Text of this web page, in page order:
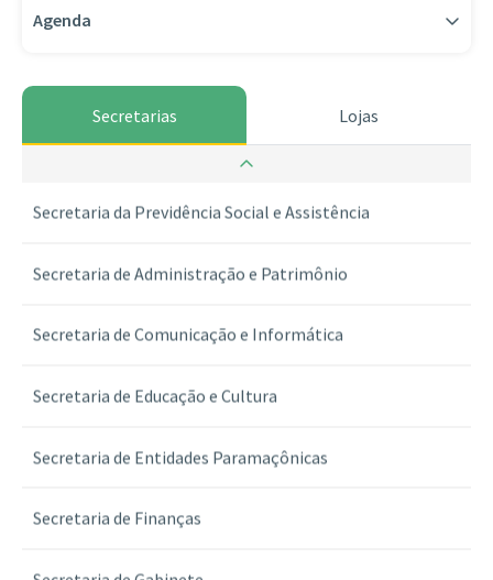
Agenda
Secretarias
Lojas
Secretaria da Guarda dos Selos
Secretaria da Previdência Social e Assistência
Secretaria de Administração e Patrimônio
Secretaria de Comunicação e Informática
Secretaria de Educação e Cultura
Secretaria de Entidades Paramaçônicas
Secretaria de Finanças